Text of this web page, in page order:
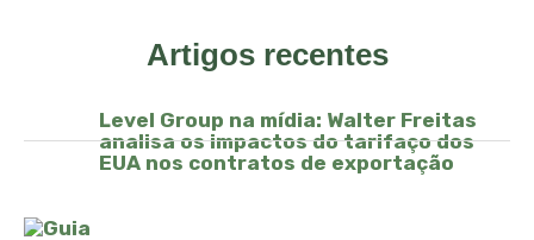
Artigos recentes
Level Group na mídia: Walter Freitas
analisa os impactos do tarifaço dos
EUA nos contratos de exportação